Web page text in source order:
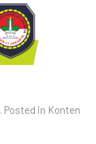
. Posted in Konten